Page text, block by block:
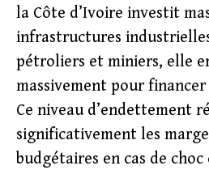
la Côte d’Ivoire investit
infrastructures
pétroliers et miniers, elle
massivement pour
Ce niveau d’endettement
significativement les
budgétaires en cas de